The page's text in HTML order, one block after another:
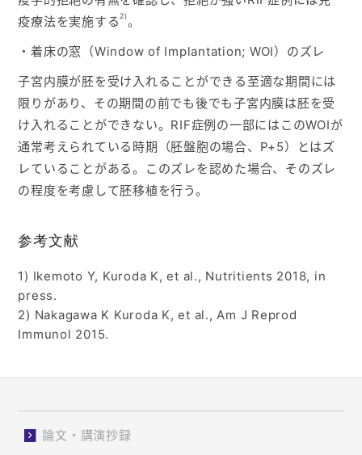
疫療法を実施する2)。
・着床の窓（Window of Implantation; WOI）のズレ
子宮内膜が胚を受け入れることができる至適な期間には
限りがあり、その期間の前でも後でも子宮内膜は胚を受
け入れることができない。RIF症例の一部にはこのWOIが
通常考えられている時期（胚盤胞の場合、P+5）とはズ
レていることがある。このズレを認めた場合、そのズレ
の程度を考慮して胚移植を行う。
参考文献
1) Ikemoto Y, Kuroda K, et al., Nutritients 2018, in
press.
2) Nakagawa K Kuroda K, et al., Am J Reprod
Immunol 2015.
論文・講演抄録